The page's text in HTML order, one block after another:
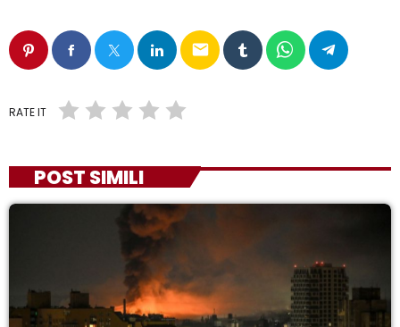
email
RATE IT
POST SIMILI